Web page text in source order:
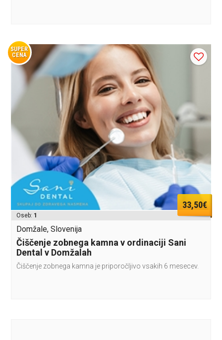
SUPER
CENA
33,50€
Oseb: 1
Domžale, Slovenija
Čiščenje zobnega kamna v ordinaciji Sani
Dental v Domžalah
Čiščenje zobnega kamna je priporočljivo vsakih 6 mesecev.